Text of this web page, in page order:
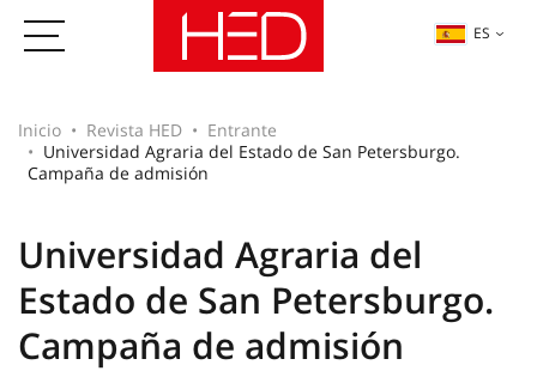
ES
Inicio Revista HED
Entrante
Universidad Agraria del Estado de San Petersburgo.
Campaña de admisión
Universidad Agraria del
Estado de San Petersburgo.
Campaña de admisión